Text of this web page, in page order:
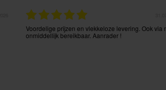
Zeer vlotte service